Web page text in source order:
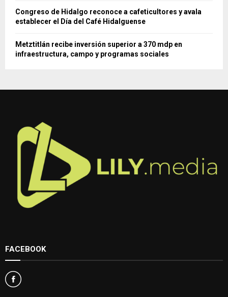
Congreso de Hidalgo reconoce a cafeticultores y avala
establecer el Día del Café Hidalguense
Metztitlán recibe inversión superior a 370 mdp en
infraestructura, campo y programas sociales
FACEBOOK